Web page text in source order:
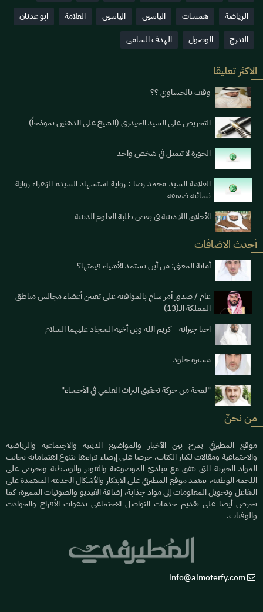
الرياضة
همسات الياسين الياسين العلامة
ابو عدنان
التدرج
الوصول الهدف السامي
الاكثر تعليقا
وقف يالحساوي ؟؟
التحريض على السيد الحيدري (الشيخ علي الدهنين نموذجاً)
الحوزة لا تتمثل في شخص واحد
العلامة السيد محمد رضا : رواية استشهاد السيدة الزهراء رواية
نسائية ضعيفة
الأخلاق اللا دينية في بعض طلبة العلوم الدينية
أحدث الاضافات
أمانة المعنى: من أين تستمد الأشياء قيمتها؟
عام / صدور أمر سامٍ بالموافقة على تعيين أعضاء مجالس مناطق
المملكة الـ(13)
احنا جيرانه – كريم الله وبن أخيه السجاد عليهما السلام
مسيرة خلود
"لمحة من حركة تحقيق التراث العلمي في الأحساء"
من نحنٌ
موقع المطيرفي يمزج بين الأخبار والمواضيع الدينية والاجتماعية والرياضية
والاجتماعية ومقالات لكبار الكتاب، حرصا على إرضاء قراءها بتنوع اهتماماته بجانب
المواد الخبرية التي تتفق مع مبادئ الموضوعية والتنوير والوسطية ونحرص على
اللحمة الوطنية، يعتمد موقع المطيرفي على الابتكار والأشكال الحديثة المعتمدة على
التفاعل وتحويل المعلومات إلى مواد جذابة، إضافة الفيديو والصوتيات المميزة، كما
نحرص أيضا على تقديم خدمات التواصل الاجتماعي بدعوات الأفراح والحوادث
والوفيات.
info@almoterfy.com